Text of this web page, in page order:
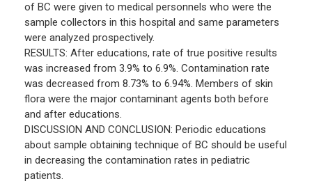
of BC were given to medical personnels who were the
sample collectors in this hospital and same parameters
were analyzed prospectively.
RESULTS: After educations, rate of true positive results
was increased from 3.9% to 6.9%. Contamination rate
was decreased from 8.73% to 6.94%. Members of skin
flora were the major contaminant agents both before
and after educations.
DISCUSSION AND CONCLUSION: Periodic educations
about sample obtaining technique of BC should be useful
in decreasing the contamination rates in pediatric
patients.